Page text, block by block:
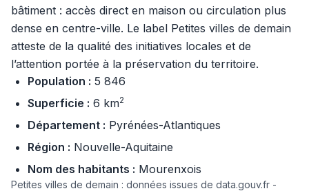
bâtiment : accès direct en maison ou circulation plus
dense en centre-ville. Le label Petites villes de demain
atteste de la qualité des initiatives locales et de
l’attention portée à la préservation du territoire.
Population : 5 846
Superficie : 6 km2
Département : Pyrénées-Atlantiques
Région : Nouvelle-Aquitaine
Nom des habitants : Mourenxois
Petites villes de demain : données issues de data.gouv.fr -